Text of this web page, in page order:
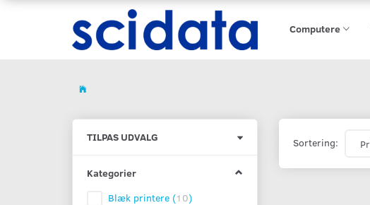
Computere
TILPAS UDVALG
Kategorier
Blæk printere (10)
Sortering: